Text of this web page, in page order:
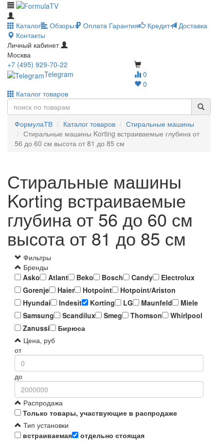
Каталог Обзоры Оплата Гарантия Кредит
Доставка
Контакты
Личный кабинет
Москва
0
0
+7 (495) 929-70-22
Telegram
Каталог товаров
ФормулаТВ Каталог товаров
Стиральные машины
Стиральные машины Korting встраиваемые глубина от
56 до 60 см высота от 81 до 85 см
Стиральные машины
Korting встраиваемые
глубина от 56 до 60 см
высота от 81 до 85 см
Фильтры
Бренды
Asko
Atlant Beko Bosch Candy
Electrolux
Gorenje
Haier Hotpoint
Hotpoint/Ariston
Hyundai
Indesit Korting LG Maunfeld
Miele
Samsung
Scandilux Smeg Thomson
Whirlpool
Zanussi
Бирюса
Цена, руб
от
до
Распродажа
Только товары, участвующие в распродаже
Тип установки
встраиваемая
отдельно стоящая